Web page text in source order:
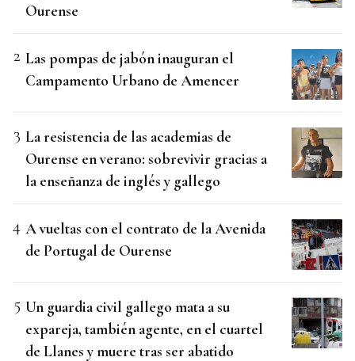
Ourense
Las pompas de jabón inauguran el
Campamento Urbano de Amencer
La resistencia de las academias de
Ourense en verano: sobrevivir gracias a
la enseñanza de inglés y gallego
A vueltas con el contrato de la Avenida
de Portugal de Ourense
Un guardia civil gallego mata a su
expareja, también agente, en el cuartel
de Llanes y muere tras ser abatido